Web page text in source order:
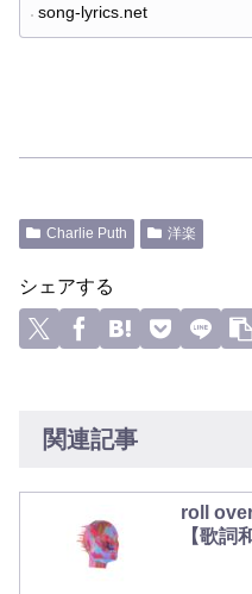
song-lyrics.net
Charlie Puth 洋楽
シェアする
関連記事
roll
【歌詞